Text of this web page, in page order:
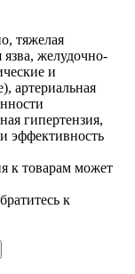
тяжелая
язва, желудочно-
и
артериальная
гипертензия,
эффективность
к товарам может
к